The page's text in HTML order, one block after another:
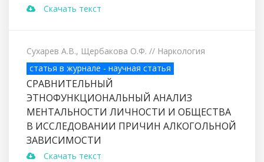
Скачать текст
Сухарев А.В., Щербакова О.Ф. // Наркология
статья в журнале - научная статья
СРАВНИТЕЛЬНЫЙ
ЭТНОФУНКЦИОНАЛЬНЫЙ АНАЛИЗ
МЕНТАЛЬНОСТИ ЛИЧНОСТИ И ОБЩЕСТВА
В ИССЛЕДОВАНИИ ПРИЧИН АЛКОГОЛЬНОЙ
ЗАВИСИМОСТИ
Скачать текст